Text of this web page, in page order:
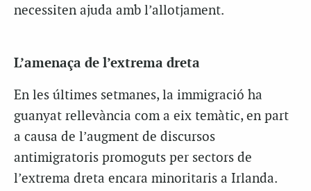
necessiten ajuda amb l’allotjament.
L’amenaça de l’extrema dreta
En les últimes setmanes, la immigració ha
guanyat rellevància com a eix temàtic, en part
a causa de l’augment de discursos
antimigratoris promoguts per sectors de
l’extrema dreta encara minoritaris a Irlanda.